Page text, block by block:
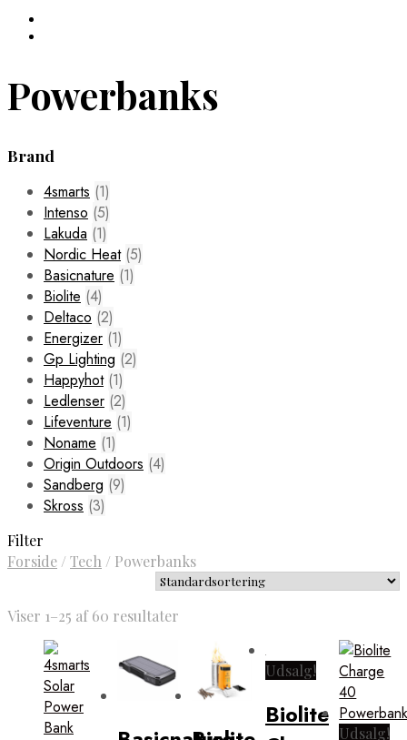
Powerbanks
Brand
4smarts (1)
Intenso (5)
Lakuda (1)
Nordic Heat (5)
Basicnature (1)
Biolite (4)
Deltaco (2)
Energizer (1)
Gp Lighting (2)
Happyhot (1)
Ledlenser (2)
Lifeventure (1)
Noname (1)
Origin Outdoors (4)
Sandberg (9)
Skross (3)
Filter
Forside/ Tech/ Powerbanks
Viser 1–25 af 60 resultater
Udsalg!
Biolite
Udsalg!